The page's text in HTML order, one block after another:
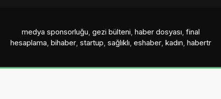
medya sponsorluğu, gezi bülteni, haber dosyası, final
hesaplama, bihaber, startup, sağlıklı, eshaber, kadın, habertr